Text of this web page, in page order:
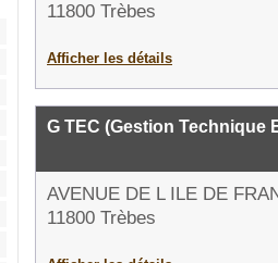
11800 Trèbes
Afficher les détails
G TEC (Gestion Technique
AVENUE DE L ILE DE
11800 Trèbes